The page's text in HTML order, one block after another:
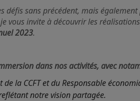
défis sans précédent, mais
vous invite à découvrir les
2023.
dans nos activités, avec
la CCFT et du Responsable
notre vision partagée.